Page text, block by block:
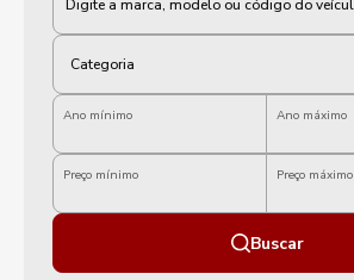
Ano mínimo Ano máximo
Preço mínimo Preço máximo
Buscar